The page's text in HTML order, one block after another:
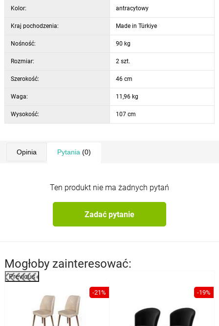
Kolor: antracytowy
Kraj pochodzenia: Made in Türkiye
Nośność: 90 kg
Rozmiar: 2 szt.
Szerokość: 46 cm
Waga: 11,96 kg
Wysokość: 107 cm
Opinia Pytania (0)
Ten produkt nie ma żadnych pytań
Zadać pytanie
Mogłoby zainteresować:
Previous
-21% -19%